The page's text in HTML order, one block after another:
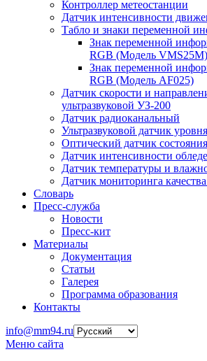
Контроллер метеостанции
Датчик интенсивности
Табло и знаки переменной
Знак переменной
RGB (Модель VMS25M)
Знак переменной
RGB (Модель АF025)
Датчик скорости и
ультразвуковой УЗ-200
Датчик радиоканальный
Ультразвуковой датчик
Оптический датчик
Датчик интенсивности
Датчик температуры и
Датчик мониторинга
Словарь
Пресс-служба
Новости
Пресс-кит
Материалы
Документация
Статьи
Галерея
Программа образования
Контакты
info@mm94.ru
Меню сайта